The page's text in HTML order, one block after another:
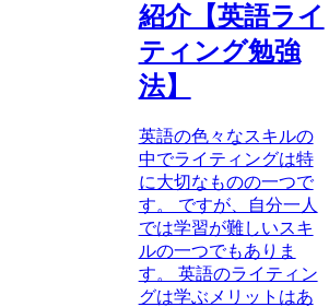
紹介【英語ライ
ティング勉強
法】
英語の色々なスキルの
中でライティングは特
に大切なものの一つで
す。 ですが、自分一人
では学習が難しいスキ
ルの一つでもありま
す。 英語のライティン
グは学ぶメリットはあ